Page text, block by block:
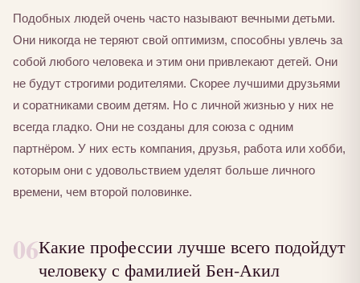
Подобных людей очень часто называют вечными детьми.
Они никогда не теряют свой оптимизм, способны увлечь за
собой любого человека и этим они привлекают детей. Они
не будут строгими родителями. Скорее лучшими друзьями
и соратниками своим детям. Но с личной жизнью у них не
всегда гладко. Они не созданы для союза с одним
партнёром. У них есть компания, друзья, работа или хобби,
которым они с удовольствием уделят больше личного
времени, чем второй половинке.
06Какие профессии лучше всего подойдут
человеку с фамилией Бен-Акил